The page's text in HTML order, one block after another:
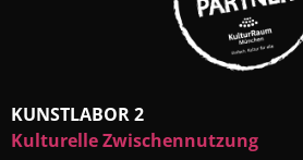
KUNSTLABOR 2
Kulturelle Zwischennutzung